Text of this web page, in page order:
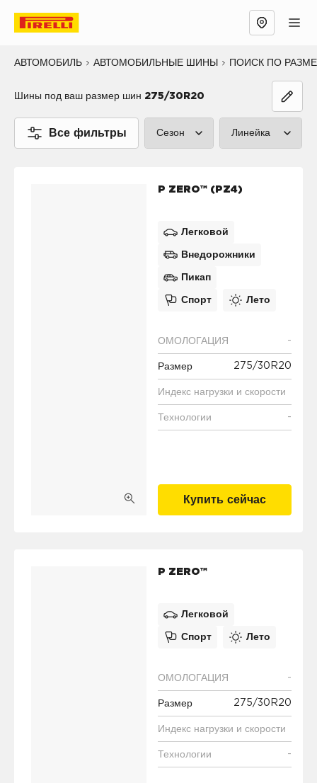
АВТОМОБИЛЬ АВТОМОБИЛЬНЫЕ ШИНЫ ПОИСК ПО
Шины под ваш размер шин 275/30R20
Все фильтры Сезон
Зима (0)
Все сезоны (0)
Линейка
P ZERO™ (PZ4)
Легковой
Внедорожники
Пикап
Спорт Лето
ОМОЛОГАЦИЯ -
Размер 275/30R20
Индекс нагрузки и скорости
Технологии -
Купить сейчас
P ZERO™
Легковой
Спорт Лето
ОМОЛОГАЦИЯ -
Размер 275/30R20
Индекс нагрузки и скорости
Технологии -